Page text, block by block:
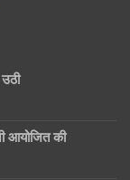
आयोजित की